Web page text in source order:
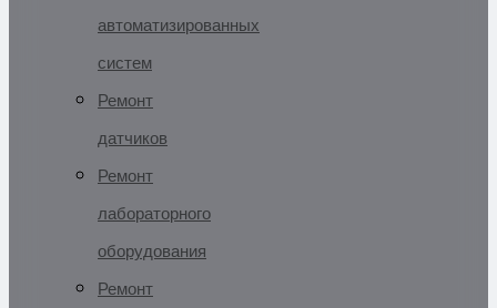
автоматизированных
систем
Ремонт
датчиков
Ремонт
лабораторного
оборудования
Ремонт